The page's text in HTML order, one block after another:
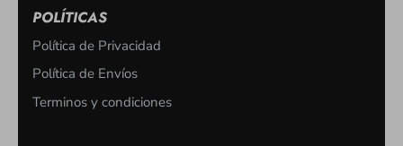
POLÍTICAS
Política de Privacidad
Política de Envíos
Terminos y condiciones